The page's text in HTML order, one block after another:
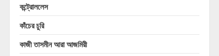
কন্ট্রোললেস
কাঁচের চুরি
কাজী তাসমীন আরা আজমিরী